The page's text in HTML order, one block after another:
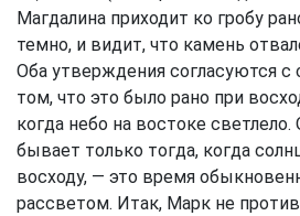
Магдалина приходит ко гробу
темно, и видит, что камень
Оба утверждения согласуются
том, что это было рано при
когда небо на востоке светлело.
бывает только тогда, когда
восходу, — это время
рассветом. Итак, Марк не